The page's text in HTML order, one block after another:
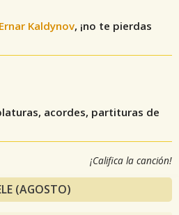
Ernar Kaldynov, ¡no te pierdas
acordes, partituras de
¡Califica la canción!
(AGOSTO)